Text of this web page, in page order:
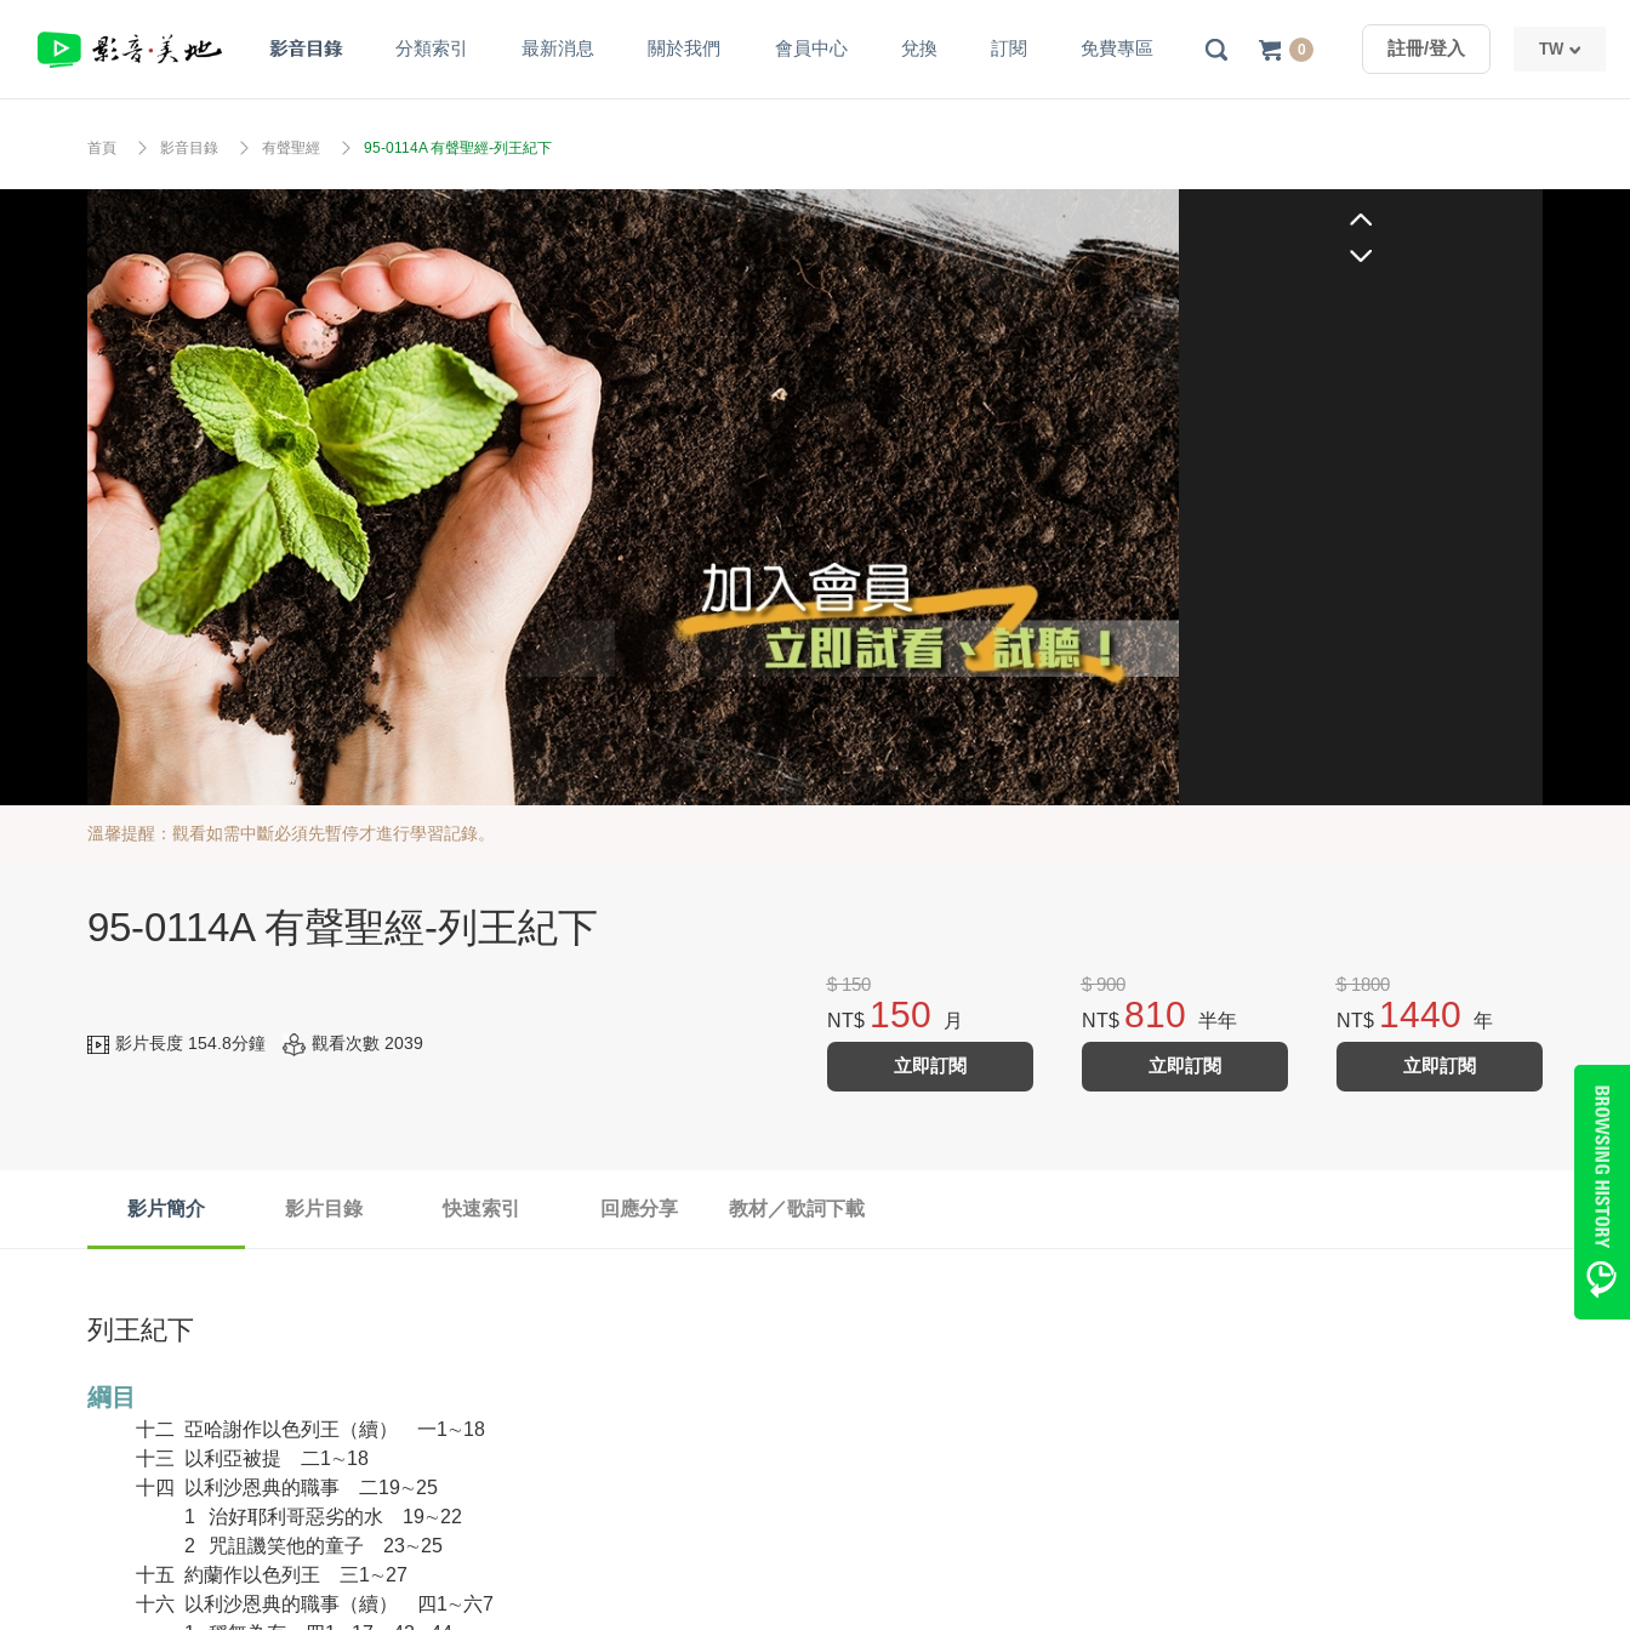
TW
TW
影音目錄 分類索引 最新消息 關於我們 會員中心 兌換 訂閱 免費專區 0 註冊/登入
首頁 影音目錄 有聲聖經 95-0114A 有聲聖經-列王紀下
溫馨提醒：觀看如需中斷必須先暫停才進行學習記錄。
95-0114A 有聲聖經-列王紀下
影片長度 154.8分鐘 觀看次數 2039
$ 150
NT$ 150 月
立即訂閱
$ 900
NT$ 810 半年
立即訂閱
$ 1800
NT$ 1440 年
立即訂閱
影片簡介 影片目錄 快速索引 回應分享 教材／歌詞下載
列王紀下
綱目
十二 亞哈謝作以色列王（續） 一1∼18
十三
以利亞被提 二1∼18
十四
以利沙恩典的職事 二19∼25
1
治好耶利哥惡劣的水 19∼22
2
咒詛譏笑他的童子 23∼25
十五 約蘭作以色列王 三1∼27
十六
以利沙恩典的職事（續） 四1∼六7